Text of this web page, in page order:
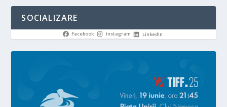
SOCIALIZARE
Facebook Instagram LinkedIn